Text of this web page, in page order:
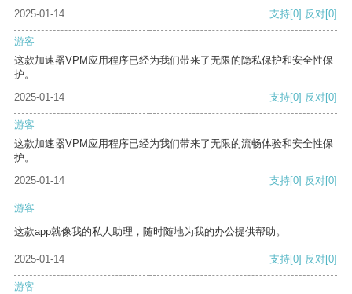
2025-01-14
支持[0] 反对[0]
游客
这款加速器VPM应用程序已经为我们带来了无限的隐私保护和安全性保
护。
2025-01-14
支持[0] 反对[0]
游客
这款加速器VPM应用程序已经为我们带来了无限的流畅体验和安全性保
护。
2025-01-14
支持[0] 反对[0]
游客
这款app就像我的私人助理，随时随地为我的办公提供帮助。
2025-01-14 支持[0] 反对[0]
游客